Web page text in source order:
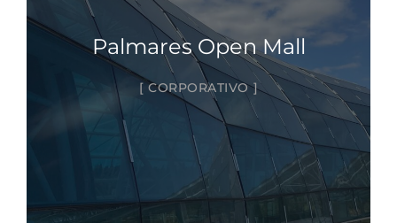
Palmares Open Mall
CORPORATIVO